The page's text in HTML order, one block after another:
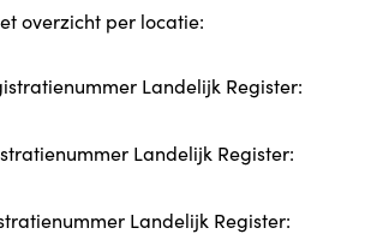
overzicht per locatie:
Landelijk Register:
Landelijk Register:
Landelijk Register: